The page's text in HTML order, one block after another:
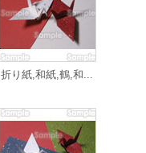
折り紙,和紙,鶴,和...